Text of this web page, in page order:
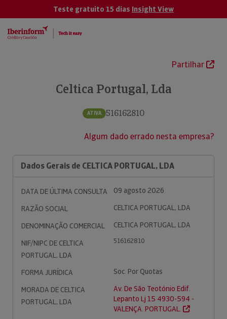
Teste gratuito 15 dias Insight View
Partilhar
Celtica Portugal, Lda
ATIVA 516162810
Algum dado errado nesta empresa?
Dados Gerais de CELTICA PORTUGAL, LDA
DATA DE ÚLTIMA CONSULTA
09 agosto 2026
RAZÃO SOCIAL
CELTICA PORTUGAL, LDA
DENOMINAÇÃO COMERCIAL
CELTICA PORTUGAL, LDA
NIF/NIPC DE CELTICA
PORTUGAL, LDA
516162810
FORMA JURÍDICA
Soc. Por Quotas
MORADA DE CELTICA
PORTUGAL, LDA
Av. De São Teotónio Edif.
Lepanto Lj 15 4930-594 -
VALENÇA. PORTUGAL.